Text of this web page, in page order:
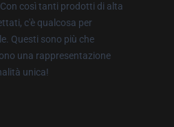
così tanti prodotti di alta
c'è qualcosa per
Questi sono più che
una rappresentazione
unica!